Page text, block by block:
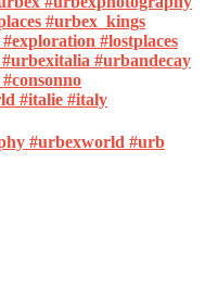
#urbexworld #urb